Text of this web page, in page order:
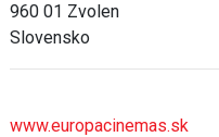
960 01 Zvolen
Slovensko
www.europacinemas.sk